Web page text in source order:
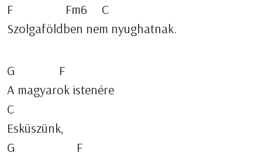
F Fm6 C
Szolgaföldben nem nyughatnak.
G F
A magyarok istenére
C
Esküszünk,
G F